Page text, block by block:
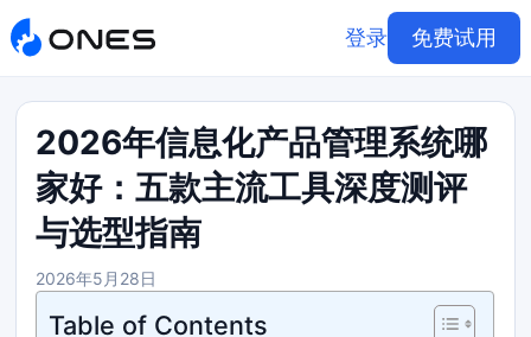
登录 免费试用
2026年信息化产品管理系统哪
家好：五款主流工具深度测评
与选型指南
2026年5月28日
Table of Contents